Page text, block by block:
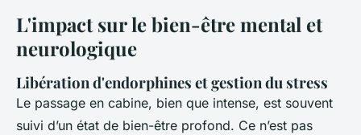
L'impact sur le bien-être mental et
neurologique
Libération d'endorphines et gestion du stress
Le passage en cabine, bien que intense, est souvent
suivi d’un état de bien-être profond. Ce n’est pas